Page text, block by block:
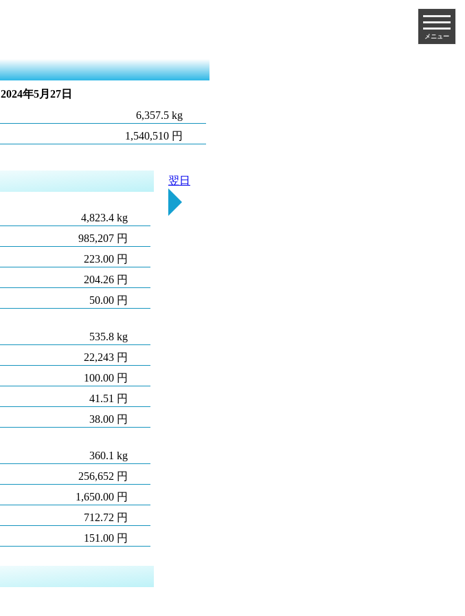
メニュー
2024年5月27日
6,357.5 kg
1,540,510 円
4,823.4 kg
985,207 円
223.00 円
204.26 円
50.00 円
535.8 kg
22,243 円
100.00 円
41.51 円
38.00 円
360.1 kg
256,652 円
1,650.00 円
712.72 円
151.00 円
翌日